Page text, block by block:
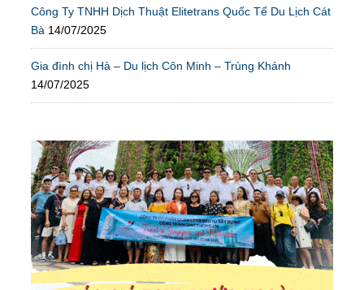
Công Ty TNHH Dịch Thuật Elitetrans Quốc Tế Du Lịch Cát
Bà 14/07/2025
Gia đình chị Hà – Du lịch Côn Minh – Trùng Khánh
14/07/2025